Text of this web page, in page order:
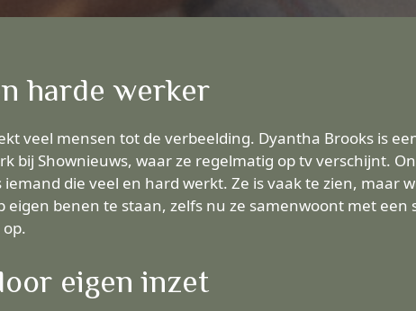
harde werker
veel mensen tot de verbeelding. Dyantha Brooks is
bij Shownieuws, waar ze regelmatig op tv verschijnt.
die veel en hard werkt. Ze is vaak te zien, maar
eigen benen te staan, zelfs nu ze samenwoont met
eigen inzet